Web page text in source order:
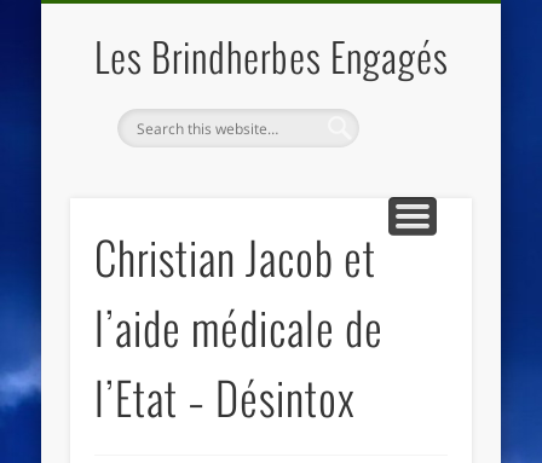
Les Brindherbes Engagés
Christian Jacob et
l’aide médicale de
l’Etat – Désintox